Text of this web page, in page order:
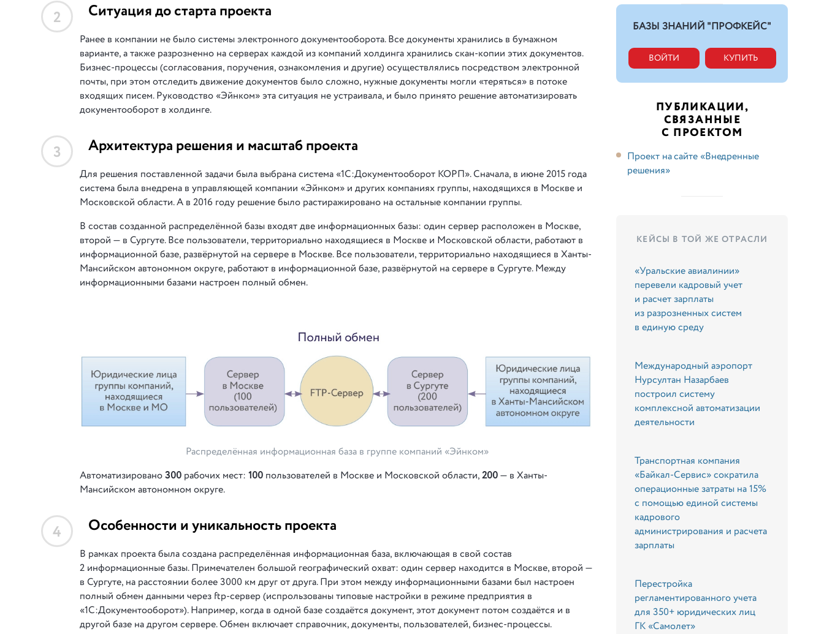
2 Ситуация до старта проекта
Ранее в компании не было системы электронного документооборота. Все документы хранились в бумажном
варианте, а также разрозненно на серверах каждой из компаний холдинга хранились скан-копии этих документов.
Бизнес-процессы (согласования, поручения, ознакомления и другие) осуществлялись посредством электронной
почты, при этом отследить движение документов было сложно, нужные документы могли «теряться» в потоке
входящих писем. Руководство «Эйнком» эта ситуация не устраивала, и было принято решение автоматизировать
документооборот в холдинге.
3 Архитектура решения и масштаб проекта
Для решения поставленной задачи была выбрана система «1С:Документооборот КОРП». Сначала, в июне 2015 года
система была внедрена в управляющей компании «Эйнком» и других компаниях группы, находящихся в Москве и
Московской области. А в 2016 году решение было растиражировано на остальные компании группы.
В состав созданной распределённой базы входят две информационных базы: один сервер расположен в Москве,
второй — в Сургуте. Все пользователи, территориально находящиеся в Москве и Московской области, работают в
информационной базе, развёрнутой на сервере в Москве. Все пользователи, территориально находящиеся в Ханты-
Мансийском автономном округе, работают в информационной базе, развёрнутой на сервере в Сургуте. Между
информационными базами настроен полный обмен.
Распределённая информационная база в группе компаний «Эйнком»
Автоматизировано300 рабочих мест: 100 пользователей в Москве и Московской области,200— в Ханты-
Мансийском автономном округе.
4 Особенности и уникальность проекта
В рамках проекта была создана распределённая информационная база, включающая в свой состав
2 информационные базы. Примечателен большой географический охват: один сервер находится в Москве, второй —
в Сургуте, на расстоянии более 3000 км друг от друга. При этом между информационными базами был настроен
полный обмен данными через ftp-сервер (испрользованы типовые настройки в режиме предприятия в
«1С:Документооборот»). Например, когда в одной базе создаётся документ, этот документ потом создаётся и в
другой базе на другом сервере. Обмен включает справочник, документы, пользователей, бизнес-процессы.
БАЗЫ ЗНАНИЙ "ПРОФКЕЙС"
ВОЙТИ КУПИТЬ
ПУБЛИКАЦИИ,
СВЯЗАННЫЕ
С ПРОЕКТОМ
Проект на сайте «Внедренные
решения»
КЕЙСЫ В ТОЙ ЖЕ ОТРАСЛИ
«Уральские авиалинии»
перевели кадровый учет
и расчет зарплаты
из разрозненных систем
в единую среду
Международный аэропорт
Нурсултан Назарбаев
построил систему
комплексной автоматизации
деятельности
Транспортная компания
«Байкал-Сервис» сократила
операционные затраты на 15%
с помощью единой системы
кадрового
администрирования и расчета
зарплаты
Перестройка
регламентированного учета
для 350+ юридических лиц
ГК «Самолет»